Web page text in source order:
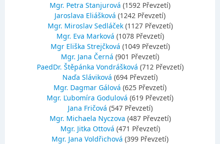
Mgr. Petra Stanjurová (1592 Převzetí)
Jaroslava Eliášková (1242 Převzetí)
Mgr. Miroslav Sedláček (1127 Převzetí)
Mgr. Eva Marková (1078 Převzetí)
Mgr Eliška Strejčková (1049 Převzetí)
Mgr. Jana Černá (901 Převzetí)
PaedDr. Štěpánka Vondrášková (712 Převzetí)
Naďa Sláviková (694 Převzetí)
Mgr. Dagmar Gálová (625 Převzetí)
Mgr. Ľubomíra Godulová (619 Převzetí)
Jana Fričová (547 Převzetí)
Mgr. Michaela Nyczova (487 Převzetí)
Mgr. Jitka Ottová (471 Převzetí)
Mgr. Jana Voldřichová (399 Převzetí)